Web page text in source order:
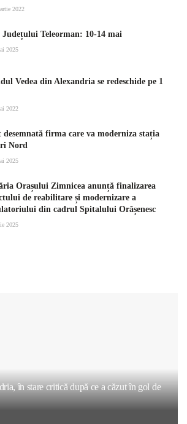
2022
Județului Teleorman: 10-14 mai
2025
Vedea din Alexandria se redeschide pe 1
2022
desemnată firma care va moderniza stația
Nord
2025
Orașului Zimnicea anunță finalizarea
de reabilitare și modernizare a
din cadrul Spitalului Orășenesc
2025
în stare critică după ce a căzut în gol de